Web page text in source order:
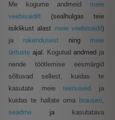
Me kogume andmeid meie
veebisaidilt (sealhulgas teie
isiklikust alast meie veebisaidil)
ja rakendusest ning meie
ürituste ajal. Kogutud andmed ja
nende töötlemise eesmärgid
sõltuvad sellest, kuidas te
kasutate meieteenuseid ja
kuidas te hallate oma brauseri,
seadme ja
kasutatava